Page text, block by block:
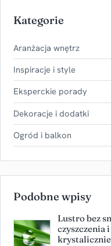
Kategorie
Aranżacja wnętrz
Inspiracje i style
Eksperckie porady
Dekoracje i dodatki
Ogród i balkon
Podobne wpisy
Lustro bez
czyszczenia